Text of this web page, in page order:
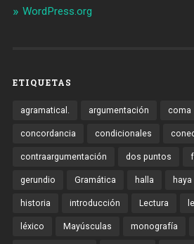
WordPress.org
ETIQUETAS
agramatical. argumentación coma
concordancia condicionales
contraargumentación dos puntos
gerundio Gramática halla haya
historia introducción Lectura
léxico Mayúsculas monografía